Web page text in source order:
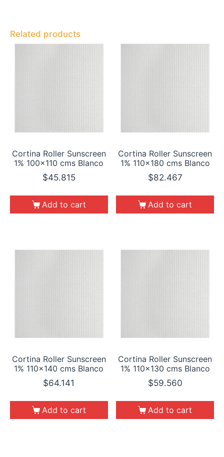
Related products
Cortina Roller Sunscreen
1% 100×110 cms Blanco
$45.815
Add to cart
Cortina Roller Sunscreen
1% 110×180 cms Blanco
$82.467
Add to cart
Cortina Roller Sunscreen
1% 110×140 cms Blanco
$64.141
Add to cart
Cortina Roller Sunscreen
1% 110×130 cms Blanco
$59.560
Add to cart